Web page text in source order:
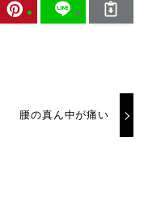
腰の真ん中が痛い